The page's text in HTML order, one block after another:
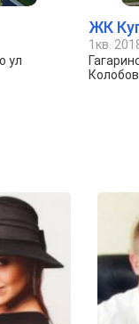
ул
ЖК
1кв.